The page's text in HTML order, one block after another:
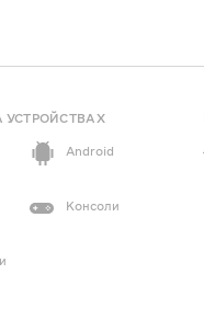
УСТРОЙСТВАХ
Android
Консоли